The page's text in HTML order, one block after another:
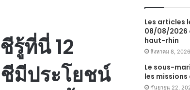
รู้ที่นี่ 12
มีประโยชน์
Les articles
08/08/2026
haut-rhin
สิงหาคม 8, 2026
Le sous-
les
กันยายน 22,